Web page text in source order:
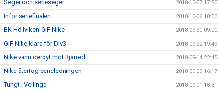
Seger och serieseger 2018-10-07 17:50
Inför seriefinalen 2018-10-06 18:00
BK Höllviken-GIF Nike 2018-09-30 09:00
GIF Nike klara för Div3 2018-09-22 19:49
Nike vann derbyt mot Bjärred 2018-09-14 22:45
Nike återtog serieledningen 2018-09-09 16:17
Tungt i Vellinge 2018-09-01 18:31